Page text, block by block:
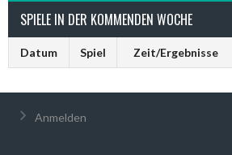
SPIELE IN DER KOMMENDEN WOCHE
Datum Spiel Zeit/Ergebnisse
Anmelden